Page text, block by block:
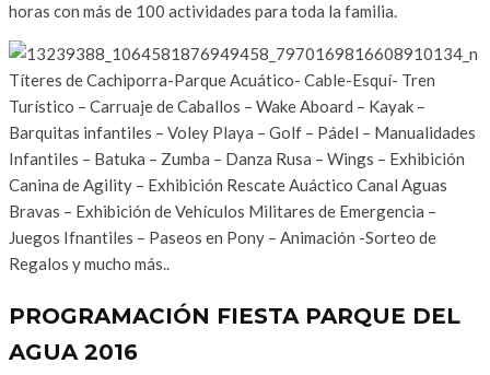
horas con más de 100 actividades para toda la familia.
Títeres de Cachiporra-Parque Acuático- Cable-Esquí- Tren
Turístico – Carruaje de Caballos – Wake Aboard – Kayak –
Barquitas infantiles – Voley Playa – Golf – Pádel – Manualidades
Infantiles – Batuka – Zumba – Danza Rusa – Wings – Exhibición
Canina de Agility – Exhibición Rescate Auáctico Canal Aguas
Bravas – Exhibición de Vehículos Militares de Emergencia –
Juegos Ifnantiles – Paseos en Pony – Animación -Sorteo de
Regalos y mucho más..
PROGRAMACIÓN FIESTA PARQUE DEL
AGUA 2016